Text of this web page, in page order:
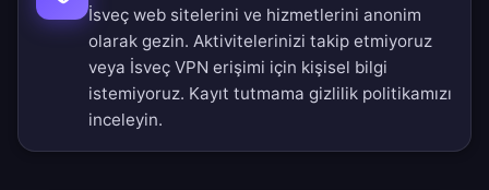
İsveç web sitelerini ve hizmetlerini anonim
olarak gezin. Aktivitelerinizi takip etmiyoruz
veya İsveç VPN erişimi için kişisel bilgi
istemiyoruz. Kayıt tutmama gizlilik politikamızı
inceleyin.